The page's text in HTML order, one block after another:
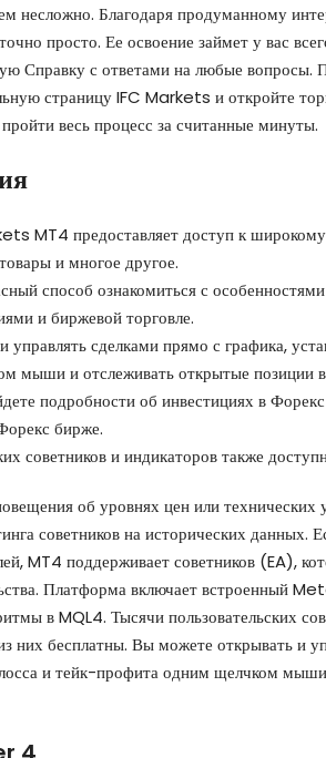
несложно. Благодаря продуманному
просто. Ее освоение займет у вас
Справку с ответами на любые вопросы.
страницу IFC Markets и откройте
весь процесс за считанные минуты.
MT4 предоставляет доступ к
и многое другое.
способ ознакомиться с
и биржевой торговле.
сделками прямо с графика,
мыши и отслеживать открытые позиции
подробности об инвестициях в
бирже.
советников и индикаторов также
об уровнях цен или технических
советников на исторических данных.
MT4 поддерживает советников (EA),
Платформа включает встроенный
в MQL4. Тысячи пользовательских
них бесплатны. Вы можете открывать и
и тейк-профита одним щелчком